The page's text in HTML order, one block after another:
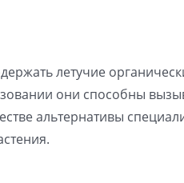
летучие
они способны
альтернативы